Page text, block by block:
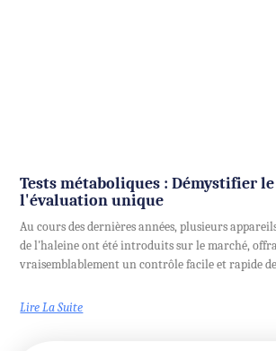
Tests métaboliques : Démystifier
l'évaluation unique
Au cours des dernières années, plusieurs
de l'haleine ont été introduits sur le marché,
vraisemblablement un contrôle facile et rapide
Lire La Suite